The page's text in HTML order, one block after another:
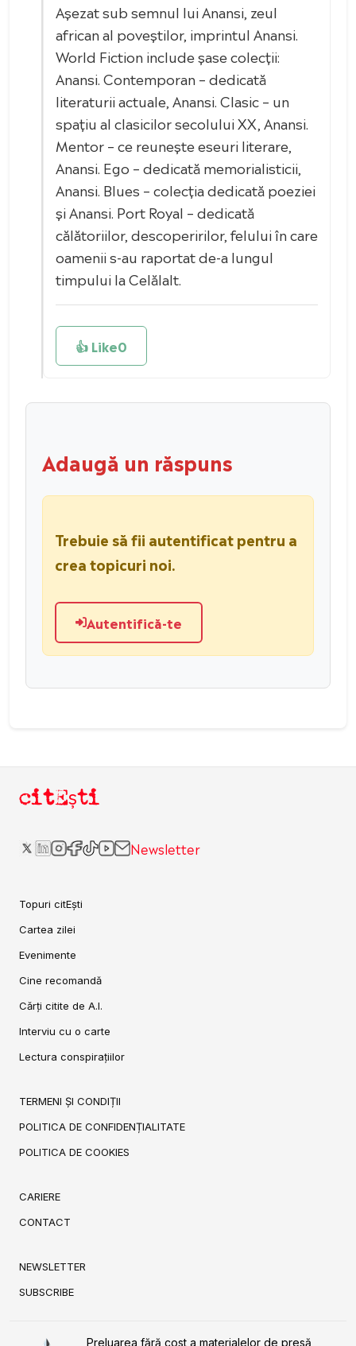
Așezat sub semnul lui Anansi, zeul
african al poveștilor, imprintul Anansi.
World Fiction include șase colecții:
Anansi. Contemporan – dedicată
literaturii actuale, Anansi. Clasic – un
spațiu al clasicilor secolului XX, Anansi.
Mentor – ce reunește eseuri literare,
Anansi. Ego – dedicată memorialisticii,
Anansi. Blues – colecția dedicată poeziei
și Anansi. Port Royal – dedicată
călătoriilor, descoperirilor, felului în care
oamenii s-au raportat de-a lungul
timpului la Celălalt.
👍 Like0
Adaugă un răspuns
Trebuie să fii autentificat pentru a
crea topicuri noi.
Autentifică-te
citEști
Newsletter
Topuri citEști
Cartea zilei
Evenimente
Cine recomandă
Cărți citite de A.I.
Interviu cu o carte
Lectura conspirațiilor
TERMENI ȘI CONDIȚII
POLITICA DE CONFIDENȚIALITATE
POLITICA DE COOKIES
CARIERE
CONTACT
NEWSLETTER
SUBSCRIBE
Preluarea fără cost a materialelor de presă